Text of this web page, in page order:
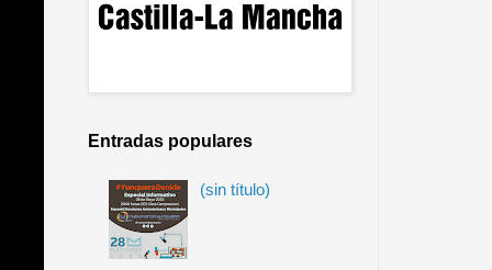
Entradas populares
(sin título)